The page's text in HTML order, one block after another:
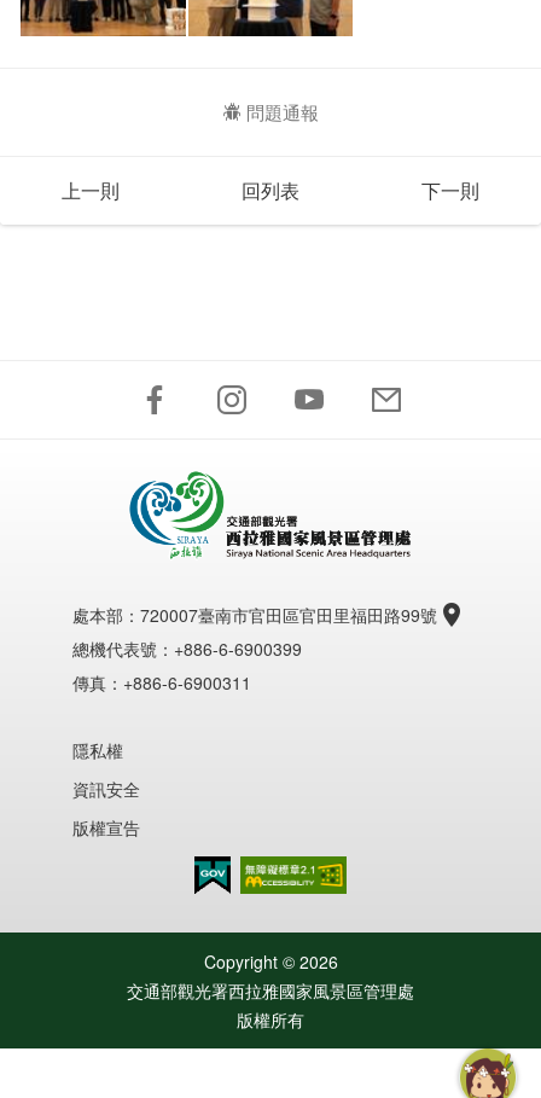
問題通報
上一則 回列表 下一則
處本部： 720007臺南市官田區官田里福田路99號
總機代表號：+886-6-6900399
傳真：+886-6-6900311
隱私權
資訊安全
版權宣告
Copyright © 2026
交通部觀光署西拉雅國家風景區管理處
版權所有
智慧